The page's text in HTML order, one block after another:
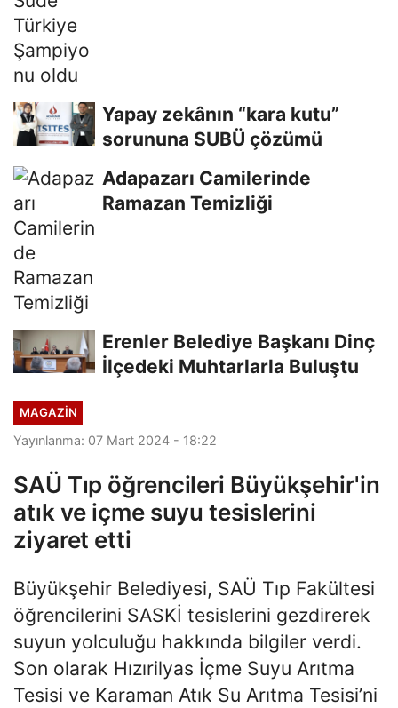
Yapay zekânın “kara kutu”
sorununa SUBÜ çözümü
Adapazarı Camilerinde
Ramazan Temizliği
Erenler Belediye Başkanı Dinç
İlçedeki Muhtarlarla Buluştu
MAGAZİN
Yayınlanma: 07 Mart 2024 - 18:22
SAÜ Tıp öğrencileri Büyükşehir'in
atık ve içme suyu tesislerini
ziyaret etti
Büyükşehir Belediyesi, SAÜ Tıp Fakültesi
öğrencilerini SASKİ tesislerini gezdirerek
suyun yolculuğu hakkında bilgiler verdi.
Son olarak Hızırilyas İçme Suyu Arıtma
Tesisi ve Karaman Atık Su Arıtma Tesisi’ni